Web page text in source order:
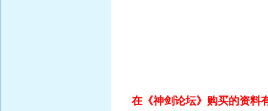
在《神剑论坛》购买的资料